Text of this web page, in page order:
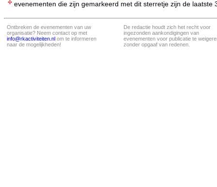
evenementen die zijn gemarkeerd met dit sterretje zijn de laatste
Ontbreken de evenementen van uw
organisatie? Neem contact op met
info@rkactiviteiten.nl om te informeren
naar de mogelijkheden!
De redactie houdt zich het recht voor
ingezonden aankondigingen van
evenementen voor publicatie te
zonder opgaaf van redenen.